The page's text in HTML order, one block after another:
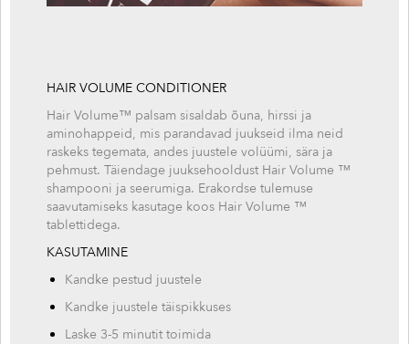
HAIR VOLUME CONDITIONER
Hair Volume™ palsam sisaldab õuna, hirssi ja
aminohappeid, mis parandavad juukseid ilma neid
raskeks tegemata, andes juustele volüümi, sära ja
pehmust. Täiendage juuksehooldust Hair Volume ™
shampooni ja seerumiga. Erakordse tulemuse
saavutamiseks kasutage koos Hair Volume ™
tablettidega.
KASUTAMINE
Kandke pestud juustele
Kandke juustele täispikkuses
Laske 3-5 minutit toimida